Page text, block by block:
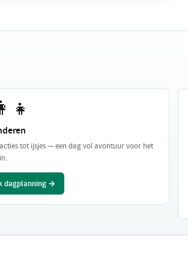
tot ijsjes — een dag vol avontuur voor het
dagplanning →